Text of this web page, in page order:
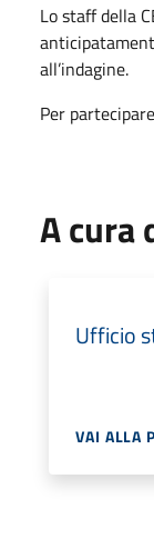
Lo staff della
all’indagine.
Per partecipare
A cura
Ufficio
VAI ALLA